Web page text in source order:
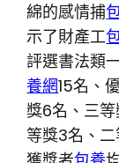
綿的感情捕
示了財產工
評選書法類
養網15名、
獎6名、三
等獎3名、